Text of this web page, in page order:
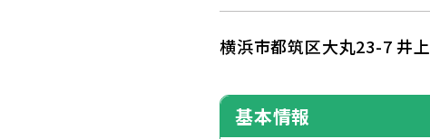
横浜市都筑区大丸23-7 井
基本情報